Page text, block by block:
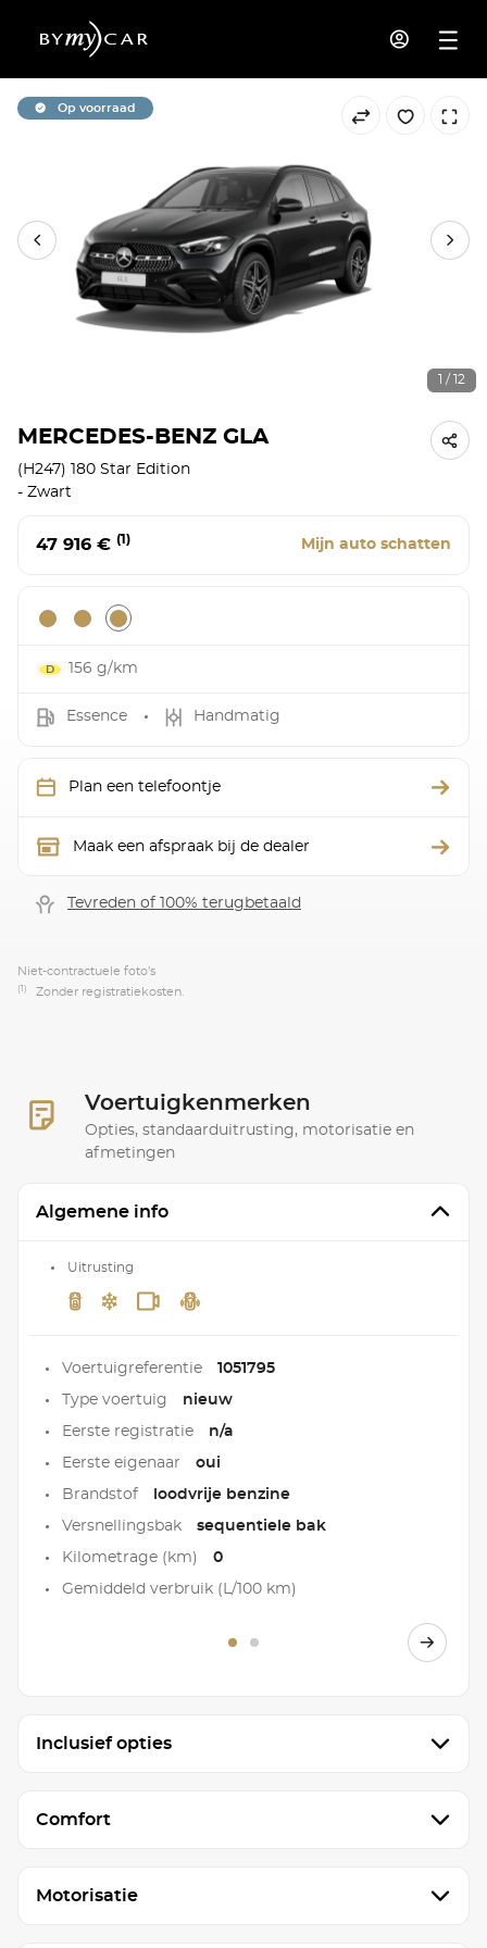
Op voorraad
1 / 12
MERCEDES-BENZ GLA
(H247) 180 Star Edition
- Zwart
47 916 € (1) Mijn auto schatten
156 g/km
Essence Handmatig
Plan een telefoontje
Maak een afspraak bij de dealer
Tevreden of 100% terugbetaald
Niet-contractuele foto’s
(1) Zonder registratiekosten.
Voertuigkenmerken
Opties, standaarduitrusting, motorisatie en
afmetingen
Algemene info
Uitrusting
Voertuigreferentie 1051795
Type voertuig nieuw
Eerste registratie n/a
Eerste eigenaar oui
Brandstof loodvrije benzine
Versnellingsbak sequentiele bak
Kilometrage (km) 0
Gemiddeld verbruik (L/100 km)
Inclusief opties
Comfort
Motorisatie